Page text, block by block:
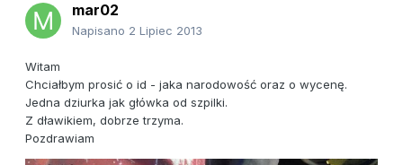
mar02
Napisano 2 Lipiec 2013
Witam
Chciałbym prosić o id - jaka narodowość oraz o wycenę.
Jedna dziurka jak główka od szpilki.
Z dławikiem, dobrze trzyma.
Pozdrawiam